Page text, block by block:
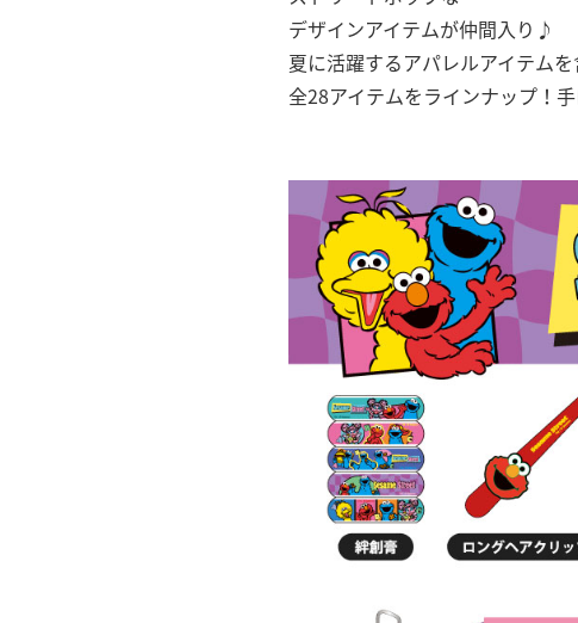
デザインアイテムが仲間入り♪
夏に活躍するアパレルアイテム
全28アイテムをラインナップ！